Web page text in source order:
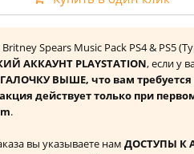
Spears Music Pack PS4 & PS5
АККАУНТ PLAYSTATION, если у
ВЫШЕ, что вам требуется
действует только при
.
вы указываете нам ДОСТУПЫ К